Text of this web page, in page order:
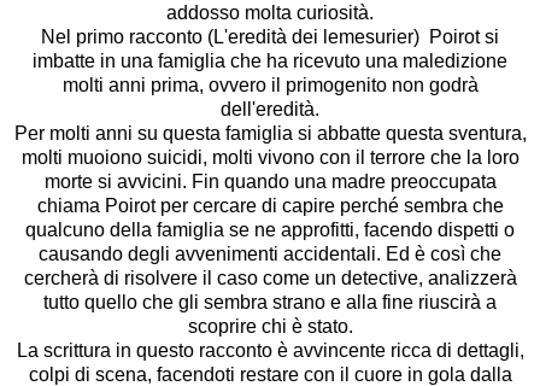
addosso molta curiosità.
Nel primo racconto (L'eredità dei lemesurier) Poirot si
imbatte in una famiglia che ha ricevuto una maledizione
molti anni prima, ovvero il primogenito non godrà
dell'eredità.
Per molti anni su questa famiglia si abbatte questa sventura,
molti muoiono suicidi, molti vivono con il terrore che la loro
morte si avvicini. Fin quando una madre preoccupata
chiama Poirot per cercare di capire perché sembra che
qualcuno della famiglia se ne approfitti, facendo dispetti o
causando degli avvenimenti accidentali. Ed è così che
cercherà di risolvere il caso come un detective, analizzerà
tutto quello che gli sembra strano e alla fine riuscirà a
scoprire chi è stato.
La scrittura in questo racconto è avvincente ricca di dettagli,
colpi di scena, facendoti restare con il cuore in gola dalla